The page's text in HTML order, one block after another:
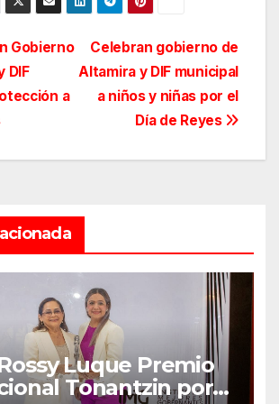
Celebran gobierno de
Altamira y DIF municipal
a niños y niñas por el
Día de Reyes
Gobierno
DIF
a
Luque Premio
Tonantzin por